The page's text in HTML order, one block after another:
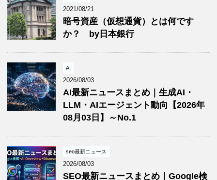
2021/08/21
暗号資産（仮想通貨）とは何です
か？ by日本銀行
AI
2026/08/03
AI最新ニュースまとめ｜生成AI・
LLM・AIエージェント動向【2026年
08月03日】～No.1
seo最新ニュース
2026/08/03
SEO最新ニュースまとめ｜Google検